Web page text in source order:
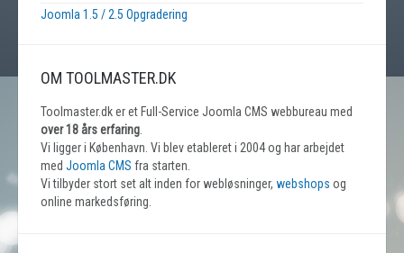
Joomla 1.5 / 2.5 Opgradering
OM TOOLMASTER.DK
Toolmaster.dk er et Full-Service Joomla CMS webbureau med
over 18 års erfaring.
Vi ligger i København. Vi blev etableret i 2004 og har arbejdet
med Joomla CMS fra starten.
Vi tilbyder stort set alt inden for webløsninger, webshops og
online markedsføring.